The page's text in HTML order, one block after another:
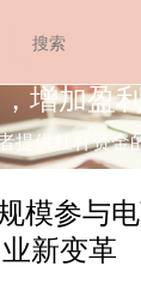
增加盈
提供杠杆资金
模参与
新变革